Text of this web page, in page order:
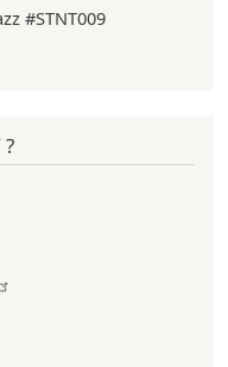
#STNT009